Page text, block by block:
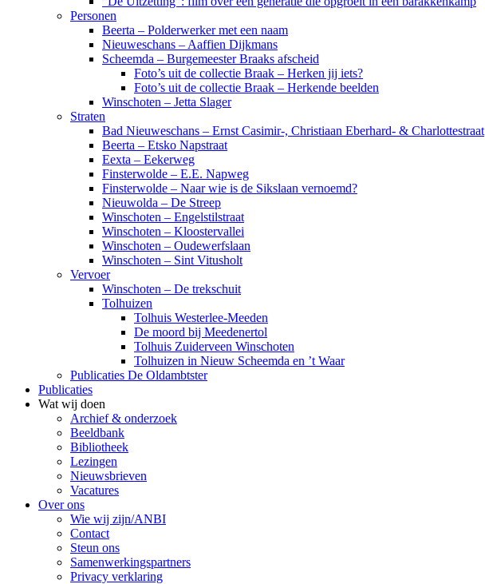
Personen
Beerta – Polderwerker met een naam
Nieuweschans – Aaffien Dijkmans
Scheemda – Burgemeester Braaks afscheid
Foto’s uit de collectie Braak – Herken jij iets?
Foto’s uit de collectie Braak – Herkende beelden
Winschoten – Jetta Slager
Straten
Bad Nieuweschans – Ernst Casimir-, Christiaan Eberhard- & Charlottestraat
Beerta – Etsko Napstraat
Eexta – Eekerweg
Finsterwolde – E.E. Napweg
Finsterwolde – Naar wie is de Sikslaan vernoemd?
Nieuwolda – De Streep
Winschoten – Engelstilstraat
Winschoten – Kloostervallei
Winschoten – Oudewerfslaan
Winschoten – Sint Vitusholt
Vervoer
Winschoten – De trekschuit
Tolhuizen
Tolhuis Westerlee-Meeden
De moord bij Meedenertol
Tolhuis Zuiderveen Winschoten
Tolhuizen in Nieuw Scheemda en ’t Waar
Publicaties De Oldambtster
Publicaties
Wat wij doen
Archief & onderzoek
Beeldbank
Bibliotheek
Lezingen
Nieuwsbrieven
Vacatures
Over ons
Wie wij zijn/ANBI
Contact
Steun ons
Samenwerkingspartners
Privacy verklaring